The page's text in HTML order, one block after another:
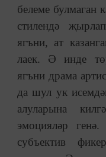
белеме булмаган
стилендә
ягъни, ат
лаек. Ә инде
ягъни драма
да шул ук
алуларына
эмоцияләр
субъектив